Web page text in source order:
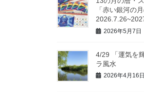
「赤い銀河の月
2026年5月7日
4/29 「運気を
ラ風水
2026年4月16日